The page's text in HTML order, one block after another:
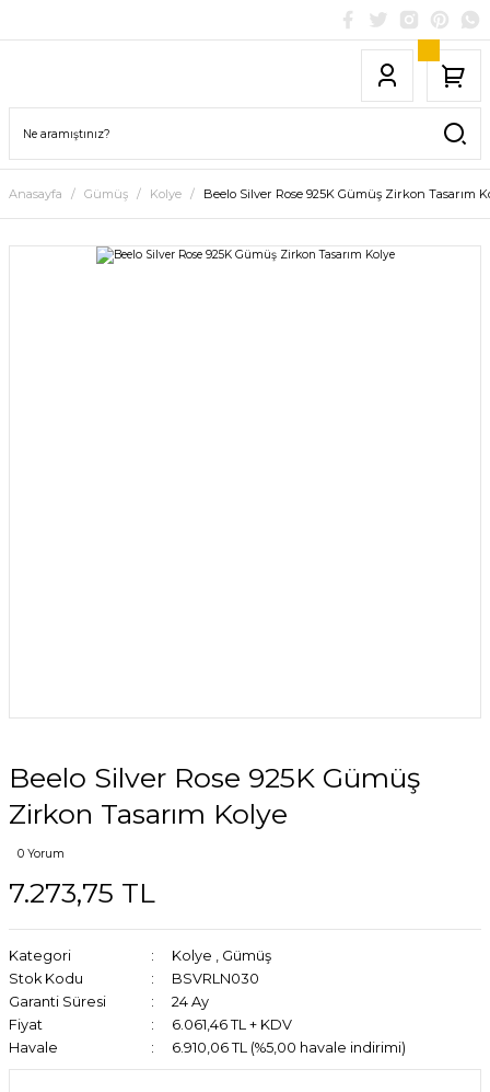
Anasayfa Gümüş Kolye Beelo Silver Rose 925K Gümüş Zirkon Tasarım
Beelo Silver Rose 925K Gümüş
Zirkon Tasarım Kolye
0 Yorum
7.273,75 TL
Kategori Kolye , Gümüş
Stok Kodu
BSVRLN030
Garanti Süresi
24 Ay
Fiyat
6.061,46 TL + KDV
Havale
6.910,06 TL (%5,00 havale indirimi)